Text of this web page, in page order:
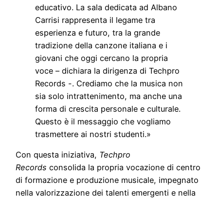
educativo. La sala dedicata ad Albano
Carrisi rappresenta il legame tra
esperienza e futuro, tra la grande
tradizione della canzone italiana e i
giovani che oggi cercano la propria
voce – dichiara la dirigenza di Techpro
Records -. Crediamo che la musica non
sia solo intrattenimento, ma anche una
forma di crescita personale e culturale.
Questo è il messaggio che vogliamo
trasmettere ai nostri studenti.»
Con questa iniziativa, Techpro
Records consolida la propria vocazione di centro
di formazione e produzione musicale, impegnato
nella valorizzazione dei talenti emergenti e nella